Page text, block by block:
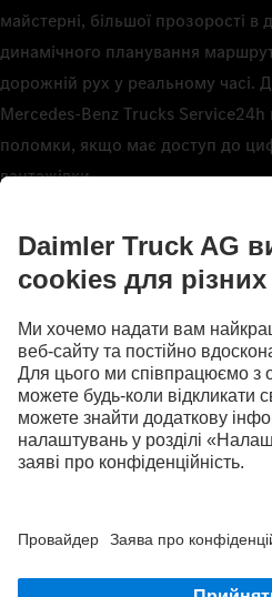
майстерні, більшої прозорості в
динамічного планування
дорожній рух у реальному часі.
Mercedes‑Benz Trucks
поломки, якщо має доступ до
вантажівки.